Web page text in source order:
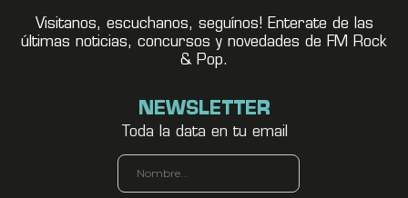
Visitanos, escuchanos, seguínos! Enterate de las
últimas noticias, concursos y novedades de FM Rock
& Pop.
NEWSLETTER
Toda la data en tu email